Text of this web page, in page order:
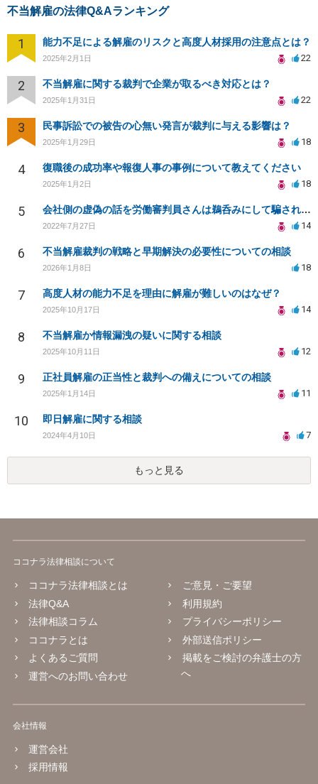
不当解雇の法律Q&Aランキング
1 能力不足による解雇のリスクと高度人材採用の注意点とは？
2025年2月1日 22
2 不当解雇に関する裁判で企業が取るべき対応とは？
2025年1月31日 22
3 民事訴訟での被告の心無い発言が裁判に与える影響は？
2025年1月29日 18
4 復職後の成功率や報復人事の事例について教えてください
2025年1月2日 18
5 会社側の虚偽の話を労働審判員さんは鵜呑みにして騙されてしまいました。
2022年7月27日 14
6 不当解雇裁判の戦略と早期解決の必要性についての相談
2026年1月8日 18
7 高度人材の能力不足を理由に解雇が難しいのはなぜ？
2025年10月17日 14
8 不当解雇か情報漏洩の疑いに関する相談
2025年10月11日 12
9 正社員解雇の正当性と裁判への備えについての相談
2025年1月14日 11
10 即日解雇に関する相談
2024年4月10日 7
もっと見る
ココナラ法律相談について
ココナラ法律相談とは
法律Q&A
法律相談コラム
ココナラとは
よくあるご質問
運営へのお問い合わせ
ご意見・ご要望
利用規約
プライバシーポリシー
外部送信ポリシー
掲載をご検討の弁護士の方
へ
会社情報
運営会社
採用情報